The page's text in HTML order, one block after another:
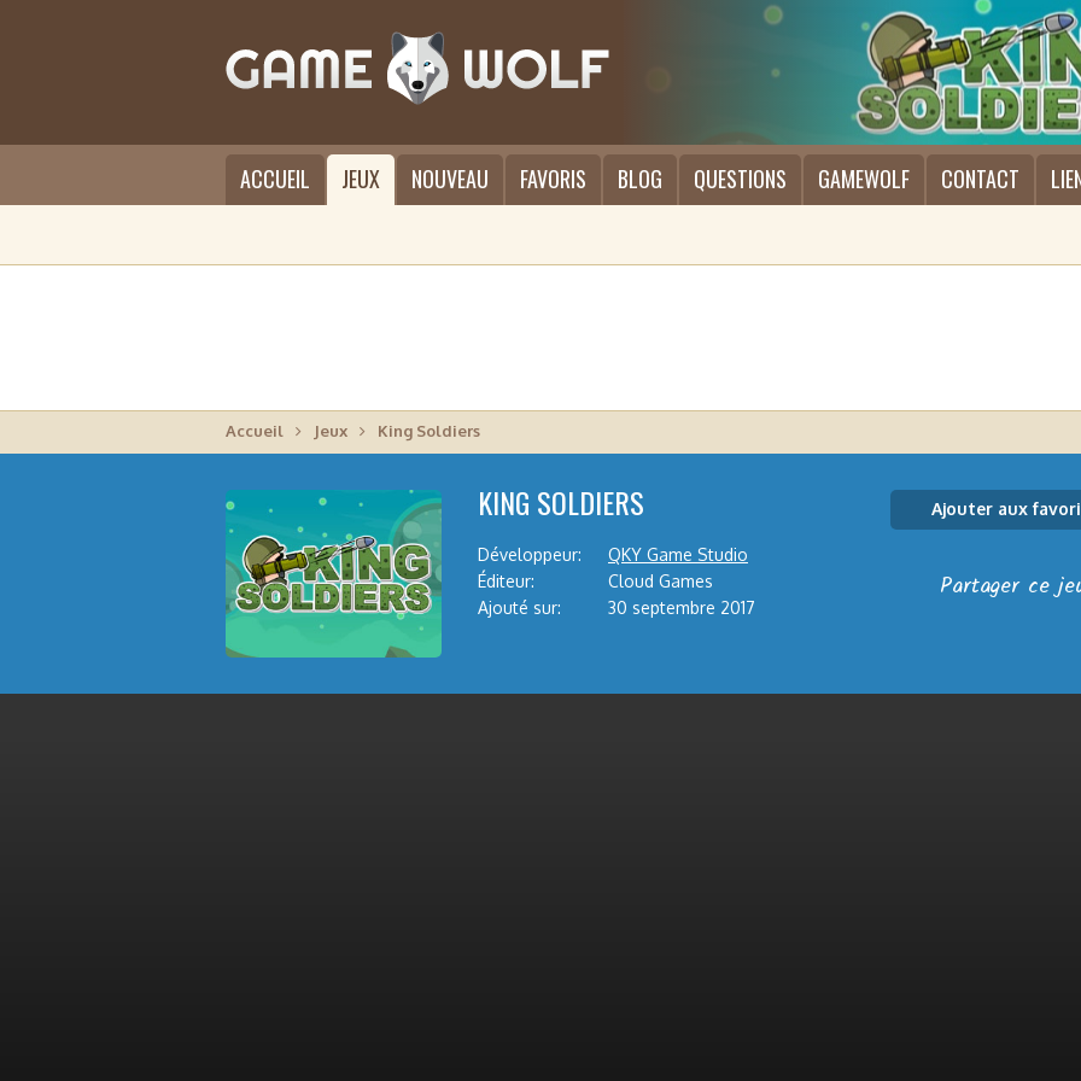
ACCUEIL JEUX NOUVEAU FAVORIS BLOG QUESTIONS GAMEWOLF CONTACT
Accueil Jeux King Soldiers
KING SOLDIERS
Développeur:
QKY Game Studio
Éditeur:
Cloud Games
Ajouté sur:
30 septembre 2017
Ajouter aux
Partager ce